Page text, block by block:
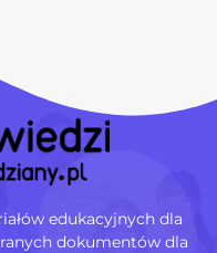
edukacyjnych dla
dokumentów dla